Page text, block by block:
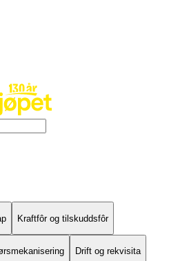
Kraftfôr og tilskuddsfôr
Drift og rekvisita